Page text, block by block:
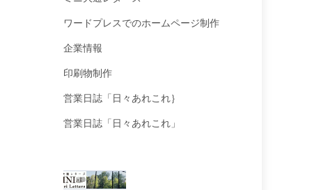
ワードプレスでのホームページ制作
企業情報
印刷物制作
営業日誌「日々あれこれ｝
営業日誌「日々あれこれ」